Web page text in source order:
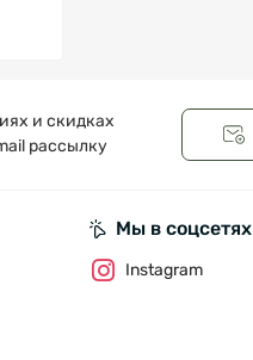
и скидках
рассылку
Мы в соцсетях
Instagram